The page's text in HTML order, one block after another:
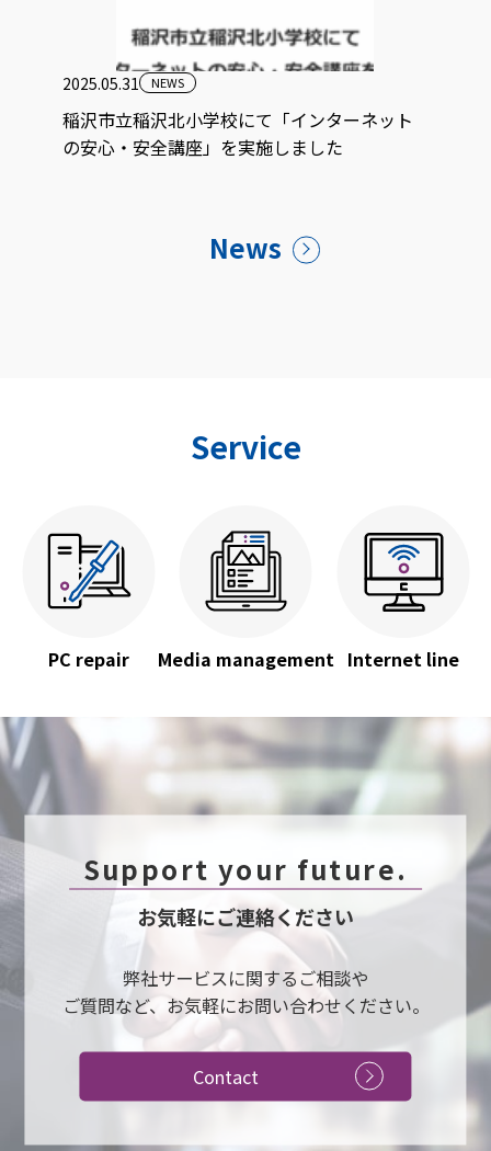
2025.05.31 NEWS
稲沢市立稲沢北小学校にて「インターネット
の安心・安全講座」を実施しました
News
Service
PC repair Media management Internet line
Support your future.
お気軽にご連絡ください
弊社サービスに関するご相談や
ご質問など、お気軽にお問い合わせください。
Contact